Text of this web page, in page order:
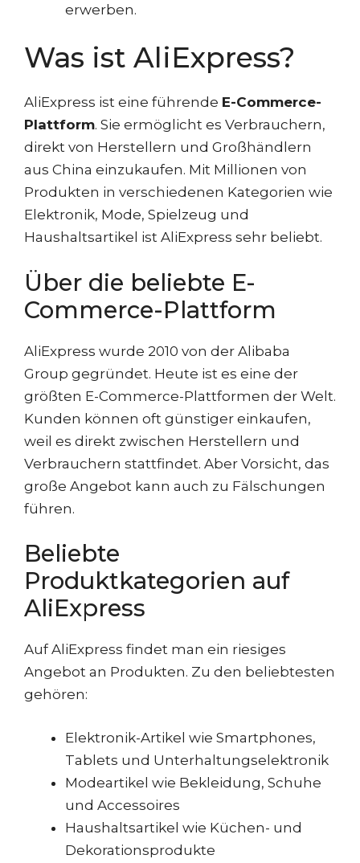
erwerben.
Was ist AliExpress?
AliExpress ist eine führende E-Commerce-
Plattform. Sie ermöglicht es Verbrauchern,
direkt von Herstellern und Großhändlern
aus China einzukaufen. Mit Millionen von
Produkten in verschiedenen Kategorien wie
Elektronik, Mode, Spielzeug und
Haushaltsartikel ist AliExpress sehr beliebt.
Über die beliebte E-
Commerce-Plattform
AliExpress wurde 2010 von der Alibaba
Group gegründet. Heute ist es eine der
größten E-Commerce-Plattformen der Welt.
Kunden können oft günstiger einkaufen,
weil es direkt zwischen Herstellern und
Verbrauchern stattfindet. Aber Vorsicht, das
große Angebot kann auch zu Fälschungen
führen.
Beliebte
Produktkategorien auf
AliExpress
Auf AliExpress findet man ein riesiges
Angebot an Produkten. Zu den beliebtesten
gehören:
Elektronik-Artikel wie Smartphones,
Tablets und Unterhaltungselektronik
Modeartikel wie Bekleidung, Schuhe
und Accessoires
Haushaltsartikel wie Küchen- und
Dekorationsprodukte